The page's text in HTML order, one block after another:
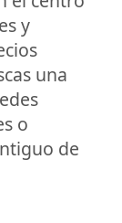
y
una
o
de